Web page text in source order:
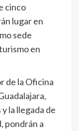
cinco
lugar en
sede
en
de la Oficina
la llegada de
pondrán a